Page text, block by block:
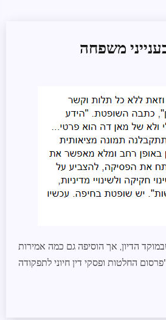
משפחה
הדיון, אך הוסיפה גם כמה אמירות
החלטות ופסקי דין חיוני לתפקודה